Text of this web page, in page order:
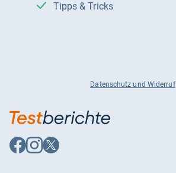
Tipps & Tricks
Datenschutz und Widerruf
Auf
Facebook
Auf
Instagram
Auf
X